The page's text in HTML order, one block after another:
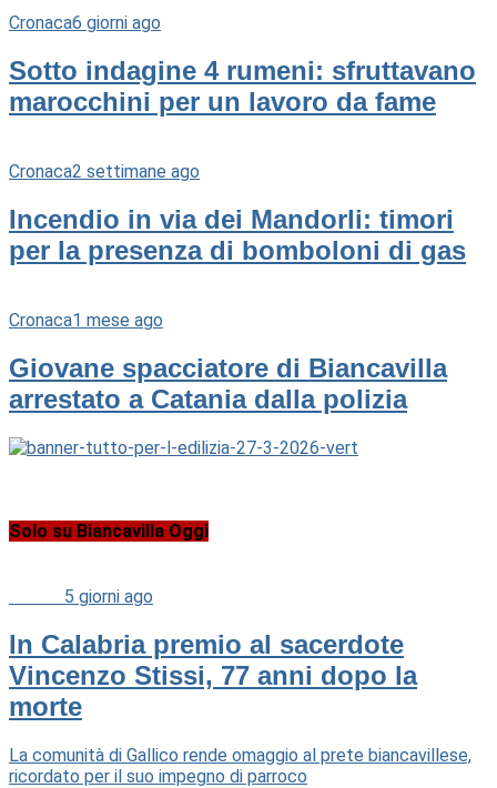
Cronaca6 giorni ago
Sotto indagine 4 rumeni: sfruttavano
marocchini per un lavoro da fame
Cronaca2 settimane ago
Incendio in via dei Mandorli: timori
per la presenza di bomboloni di gas
Cronaca1 mese ago
Giovane spacciatore di Biancavilla
arrestato a Catania dalla polizia
Solo su Biancavilla Oggi
5 giorni ago
In Calabria premio al sacerdote
Vincenzo Stissi, 77 anni dopo la
morte
La comunità di Gallico rende omaggio al prete biancavillese,
ricordato per il suo impegno di parroco